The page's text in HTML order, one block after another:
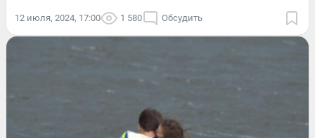
12 июля, 2024, 17:00 1 580 Обсудить